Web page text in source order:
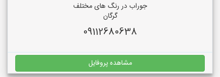
جوراب در رنگ‌ های مختلف
گرگان
09112680638
مشاهده پروفایل